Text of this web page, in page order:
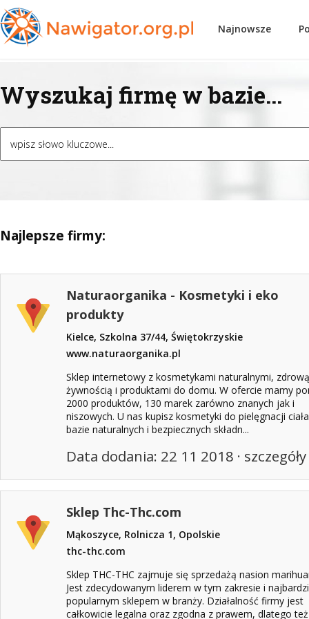
Najnowsze
Wyszukaj firmę w bazie...
Najlepsze firmy:
Naturaorganika - Kosmetyki i eko
produkty
Kielce, Szkolna 37/44, Świętokrzyskie
www.naturaorganika.pl
Sklep internetowy z kosmetykami naturalnymi, zdrową
żywnością i produktami do domu. W ofercie mamy
2000 produktów, 130 marek zarówno znanych jak i
niszowych. U nas kupisz kosmetyki do pielęgnacji
bazie naturalnych i bezpiecznych składn...
Data dodania: 22 11 2018 ·
Sklep Thc-Thc.com
Mąkoszyce, Rolnicza 1, Opolskie
thc-thc.com
Sklep THC-THC zajmuje się sprzedażą nasion
Jest zdecydowanym liderem w tym zakresie i
popularnym sklepem w branży. Działalność firmy jest
całkowicie legalna oraz zgodna z prawem, dlatego też